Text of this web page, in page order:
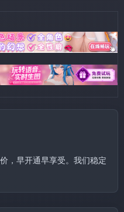
，早开通早享受。我们稳定